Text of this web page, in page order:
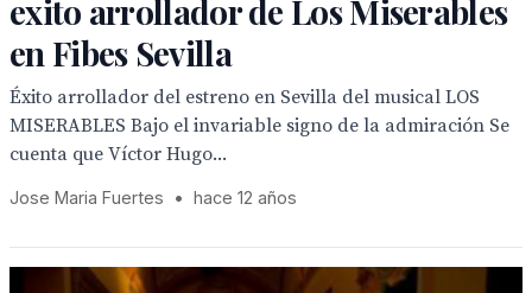
exito arrollador de Los Miserables
en Fibes Sevilla
Éxito arrollador del estreno en Sevilla del musical LOS
MISERABLES Bajo el invariable signo de la admiración Se
cuenta que Víctor Hugo...
Jose Maria Fuertes • hace 12 años